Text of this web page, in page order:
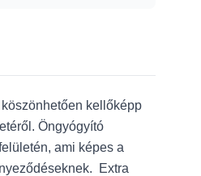
kellőképp
Öngyógyító
ami képes a
Extra